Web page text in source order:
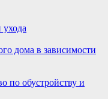
ухода
дома в зависимости
по обустройству и